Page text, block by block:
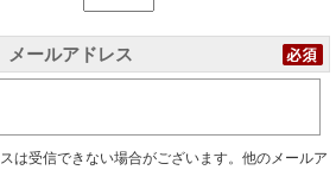
メールアドレス
は受信できない場合がございます。他のメールア